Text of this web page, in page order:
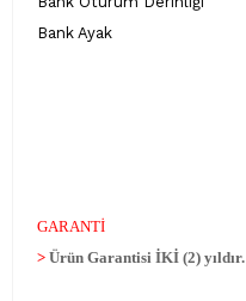
Bank Ayak
GARANTİ
> Ürün Garantisi İKİ (2) yıldır.